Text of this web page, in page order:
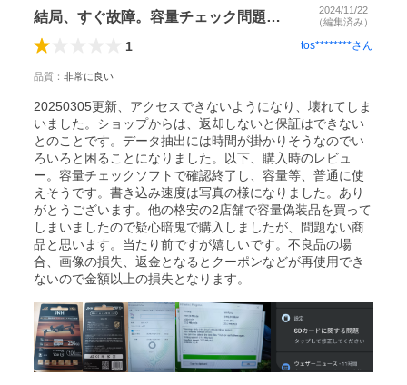
結局、すぐ故障。容量チェック問題なし。
2024/11/22
（編集済み）
1 tos********さん
品質 ： 非常に良い
20250305更新、アクセスできないようになり、壊れてしま
いました。ショップからは、返却しないと保証はできない
とのことです。データ抽出には時間が掛かりそうなのでい
ろいろと困ることになりました。以下、購入時のレビュ
ー。容量チェックソフトで確認終了し、容量等、普通に使
えそうです。書き込み速度は写真の様になりました。あり
がとうございます。他の格安の2店舗で容量偽装品を買って
しまいましたので疑心暗鬼で購入しましたが、問題ない商
品と思います。当たり前ですが嬉しいです。不良品の場
合、画像の損失、返金となるとクーポンなどが再使用でき
ないので金額以上の損失となります。